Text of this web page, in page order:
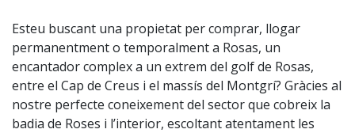
Esteu buscant una propietat per comprar, llogar
permanentment o temporalment a Rosas, un
encantador complex a un extrem del golf de Rosas,
entre el Cap de Creus i el massís del Montgrí? Gràcies al
nostre perfecte coneixement del sector que cobreix la
badia de Roses i l’interior, escoltant atentament les